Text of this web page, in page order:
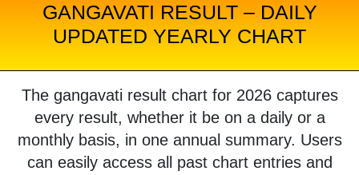
GANGAVATI RESULT – DAILY
UPDATED YEARLY CHART
The gangavati result chart for 2026 captures
every result, whether it be on a daily or a
monthly basis, in one annual summary. Users
can easily access all past chart entries and